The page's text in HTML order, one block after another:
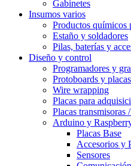
Gabinetes
Insumos varios
Productos químicos
Estaño y soldadores
Pilas, baterías y
Diseño y control
Programadores y
Protoboards y
Wire wrapping
Placas para
Placas transmisoras
Arduino y
Placas Base
Accesorios y
Sensores